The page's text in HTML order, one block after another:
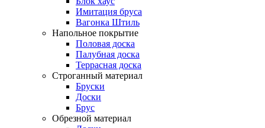
Имитация бруса
Вагонка Штиль
Напольное покрытие
Половая доска
Палубная доска
Террасная доска
Строганный материал
Бруски
Доски
Брус
Обрезной материал